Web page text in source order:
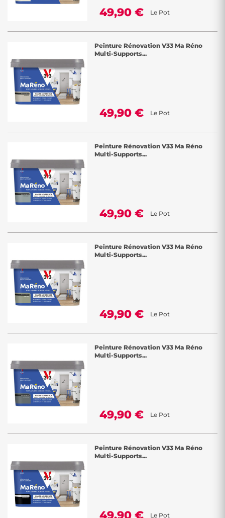
49,90 € Le Pot
Peinture Rénovation V33 Ma Réno
Multi-Supports...
49,90 € Le Pot
Peinture Rénovation V33 Ma Réno
Multi-Supports...
49,90 € Le Pot
Peinture Rénovation V33 Ma Réno
Multi-Supports...
49,90 € Le Pot
Peinture Rénovation V33 Ma Réno
Multi-Supports...
49,90 € Le Pot
Peinture Rénovation V33 Ma Réno
Multi-Supports...
49,90 € Le Pot